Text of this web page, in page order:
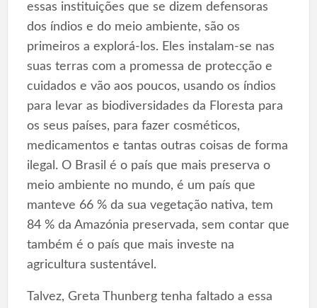
essas instituições que se dizem defensoras
dos índios e do meio ambiente, são os
primeiros a explorá-los. Eles instalam-se nas
suas terras com a promessa de protecção e
cuidados e vão aos poucos, usando os índios
para levar as biodiversidades da Floresta para
os seus países, para fazer cosméticos,
medicamentos e tantas outras coisas de forma
ilegal. O Brasil é o país que mais preserva o
meio ambiente no mundo, é um país que
manteve 66 % da sua vegetação nativa, tem
84 % da Amazónia preservada, sem contar que
também é o país que mais investe na
agricultura sustentável.
Talvez, Greta Thunberg tenha faltado a essa